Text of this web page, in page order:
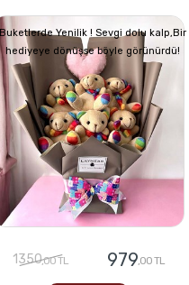
Buketlerde Yenilik ! Sevgi dolu kalp,Bir
hediyeye dönüşse böyle görünürdü!
1350,00 TL 979,00 TL